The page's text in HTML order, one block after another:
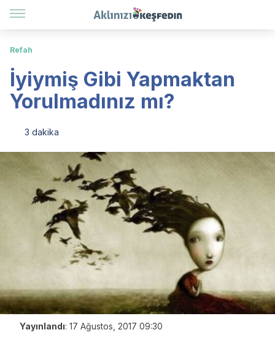
Refah
İyiymiş Gibi Yapmaktan
Yorulmadınız mı?
3 dakika
Yayınlandı: 17 Ağustos, 2017 09:30